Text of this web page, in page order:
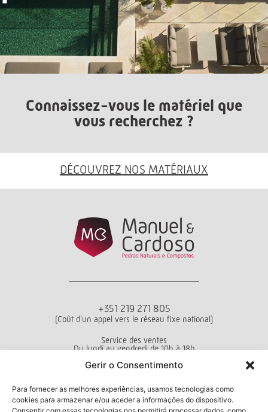
Gerir o Consentimento
Para fornecer as melhores experiências, usamos tecnologias como
cookies para armazenar e/ou aceder a informações do dispositivo.
Connaissez-vous le matériel que
vous recherchez ?
DÉCOUVREZ NOS MATÉRIAUX
+351 219 271 805
(Coût d'un appel vers le réseau fixe national)
Service des ventes
Du lundi au vendredi de 10h à 18h
Livro de Reclamações